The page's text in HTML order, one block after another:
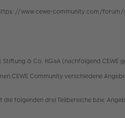
www.cewe-community.com/forum/
Stiftung & Co. KGaA (nachfolgend
CEWE Community verschiedene
die folgenden drei Teilbereiche bzw.